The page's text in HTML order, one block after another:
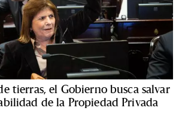
tierras, el Gobierno busca salvar
de la Propiedad Privada